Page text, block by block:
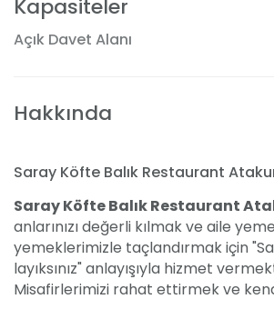
Kapasiteler
Açık Davet Alanı
Hakkında
Saray Köfte Balık Restaurant
Saray Köfte Balık Restaurant
anlarınızı değerli kılmak ve aile
yemeklerimizle taçlandırmak için
layıksınız" anlayışıyla hizmet
Misafirlerimizi rahat ettirmek ve